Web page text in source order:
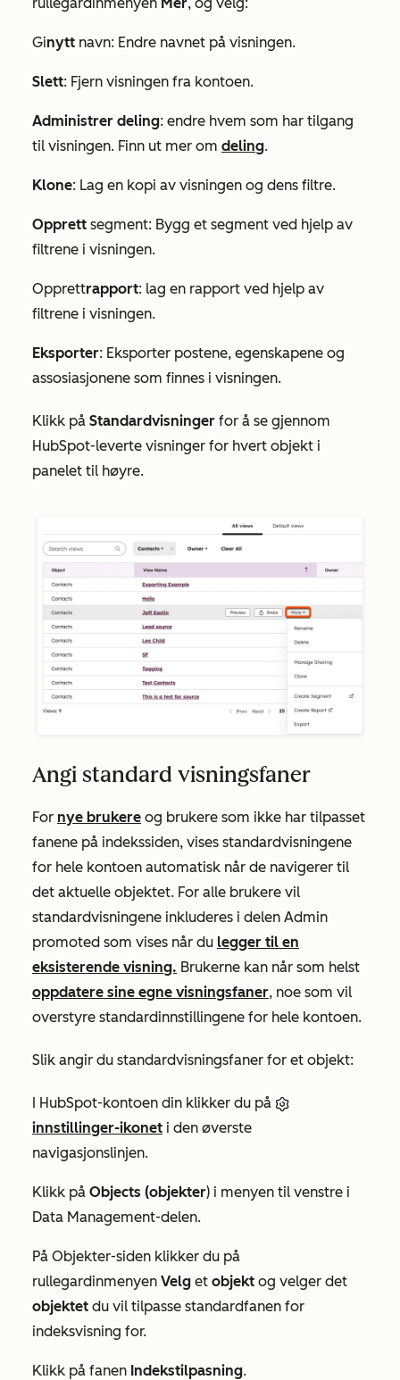
Ginytt navn: Endre navnet på visningen.
Slett: Fjern visningen fra kontoen.
Administrer deling: endre hvem som har tilgang
til visningen. Finn ut mer om deling.
Klone: Lag en kopi av visningen og dens filtre.
Opprett segment: Bygg et segment ved hjelp av
filtrene i visningen.
Opprettrapport: lag en rapport ved hjelp av
filtrene i visningen.
Eksporter: Eksporter postene, egenskapene og
assosiasjonene som finnes i visningen.
Klikk på Standardvisninger for å se gjennom
HubSpot-leverte visninger for hvert objekt i
panelet til høyre.
Angi standard visningsfaner
For nye brukere og brukere som ikke har tilpasset
fanene på indekssiden, vises standardvisningene
for hele kontoen automatisk når de navigerer til
det aktuelle objektet. For alle brukere vil
standardvisningene inkluderes i delen Admin
promoted som vises når du legger til en
eksisterende visning. Brukerne kan når som helst
oppdatere sine egne visningsfaner, noe som vil
overstyre standardinnstillingene for hele kontoen.
Slik angir du standardvisningsfaner for et objekt:
I HubSpot-kontoen din klikker du på
innstillinger-ikonet i den øverste
navigasjonslinjen.
Klikk på Objects (objekter) i menyen til venstre i
Data Management-delen.
På Objekter-siden klikker du på
rullegardinmenyen Velg et objekt og velger det
objektet du vil tilpasse standardfanen for
indeksvisning for.
Klikk på fanen Indekstilpasning.